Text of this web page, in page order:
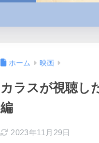
ホーム 映画
カラスが視聴し
編
2023年11月29日